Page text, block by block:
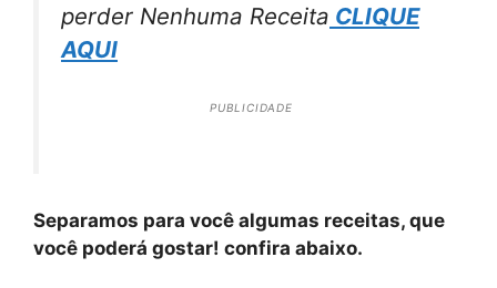
perder Nenhuma Receita CLIQUE
AQUI
PUBLICIDADE
Separamos para você algumas receitas, que
você poderá gostar! confira abaixo.